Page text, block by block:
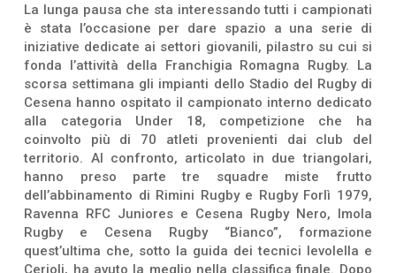
La lunga pausa che sta interessando tutti i campionati
è stata l’occasione per dare spazio a una serie di
iniziative dedicate ai settori giovanili, pilastro su cui si
fonda l’attività della Franchigia Romagna Rugby. La
scorsa settimana gli impianti dello Stadio del Rugby di
Cesena hanno ospitato il campionato interno dedicato
alla categoria Under 18, competizione che ha
coinvolto più di 70 atleti provenienti dai club del
territorio. Al confronto, articolato in due triangolari,
hanno preso parte tre squadre miste frutto
dell’abbinamento di Rimini Rugby e Rugby Forlì 1979,
Ravenna RFC Juniores e Cesena Rugby Nero, Imola
Rugby e Cesena Rugby “Bianco”, formazione
quest’ultima che, sotto la guida dei tecnici Ievolella e
Cerioli, ha avuto la meglio nella classifica finale. Dopo